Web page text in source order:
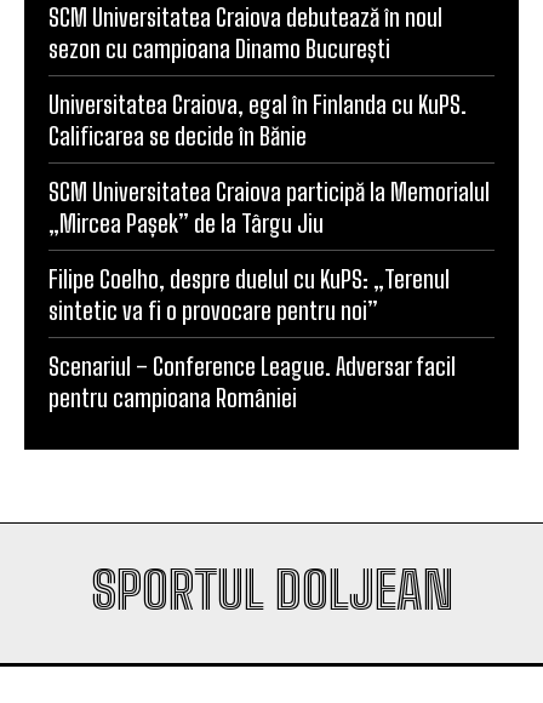
SCM Universitatea Craiova debutează în noul
sezon cu campioana Dinamo București
Universitatea Craiova, egal în Finlanda cu KuPS.
Calificarea se decide în Bănie
SCM Universitatea Craiova participă la Memorialul
„Mircea Pașek” de la Târgu Jiu
Filipe Coelho, despre duelul cu KuPS: „Terenul
sintetic va fi o provocare pentru noi”
Scenariul – Conference League. Adversar facil
pentru campioana României
SPORTUL DOLJEAN